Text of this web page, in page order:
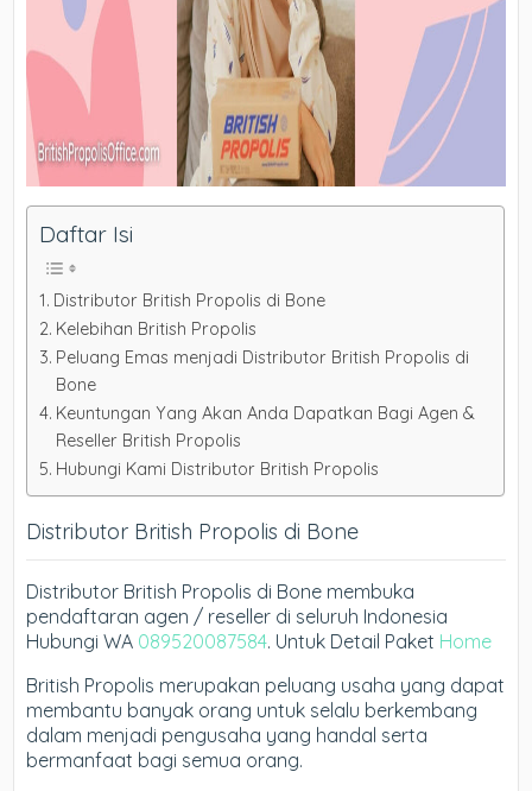
Daftar Isi
Distributor British Propolis di Bone
Kelebihan British Propolis
Peluang Emas menjadi Distributor British Propolis di
Bone
Keuntungan Yang Akan Anda Dapatkan Bagi Agen &
Reseller British Propolis
Hubungi Kami Distributor British Propolis
Distributor British Propolis di Bone
Distributor British Propolis di Bone membuka
pendaftaran agen / reseller di seluruh Indonesia
Hubungi WA 089520087584. Untuk Detail Paket Home
British Propolis merupakan peluang usaha yang dapat
membantu banyak orang untuk selalu berkembang
dalam menjadi pengusaha yang handal serta
bermanfaat bagi semua orang.